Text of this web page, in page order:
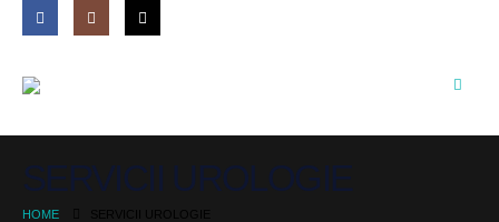
SERVICII UROLOGIE
HOME